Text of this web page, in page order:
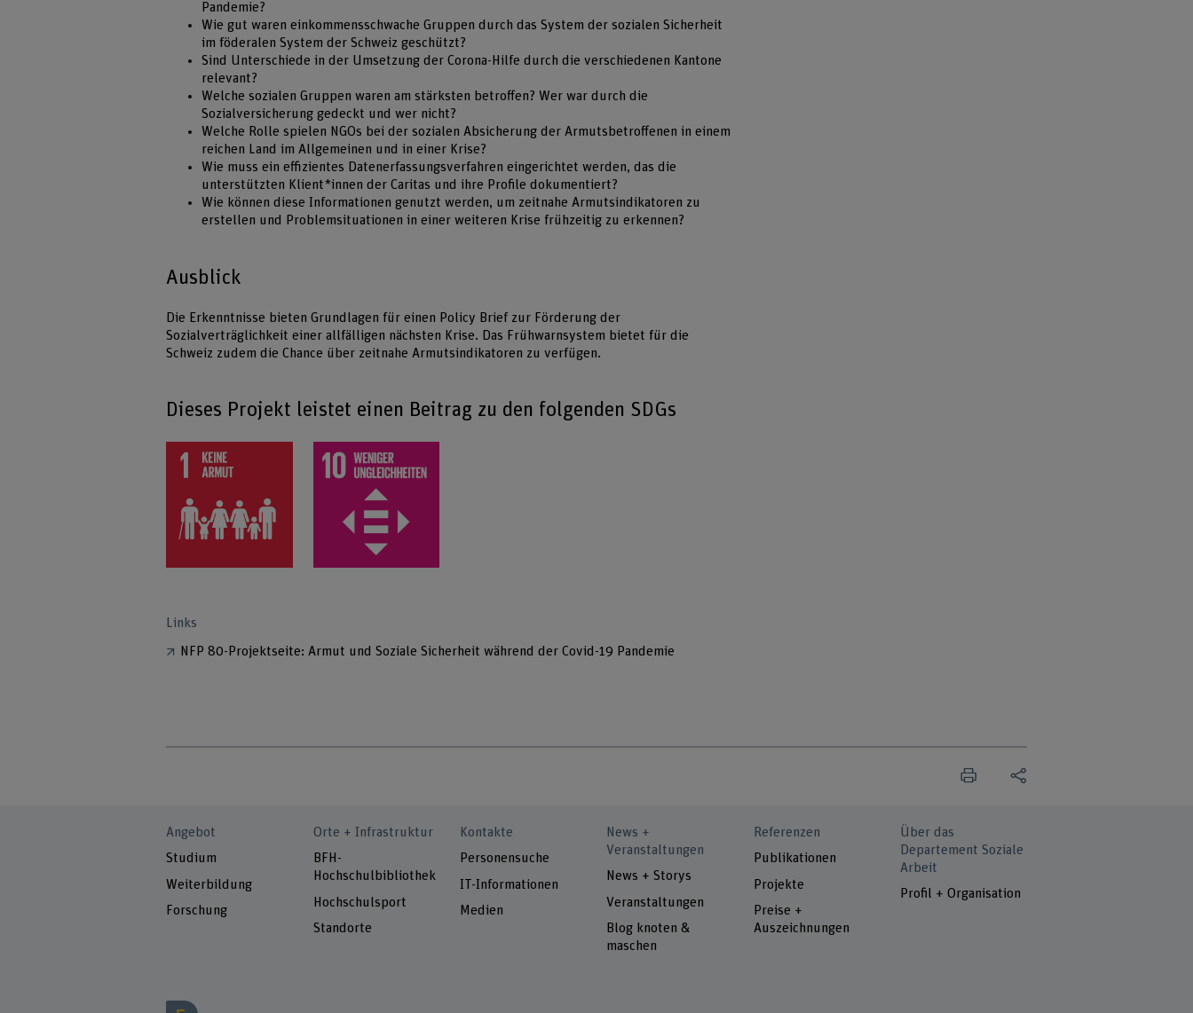
Pandemie?
Wie gut waren einkommensschwache Gruppen durch das System der sozialen Sicherheit
im föderalen System der Schweiz geschützt?
Sind Unterschiede in der Umsetzung der Corona-Hilfe durch die verschiedenen Kantone
relevant?
Welche sozialen Gruppen waren am stärksten betroffen? Wer war durch die
Sozialversicherung gedeckt und wer nicht?
Welche Rolle spielen NGOs bei der sozialen Absicherung der Armutsbetroffenen in einem
reichen Land im Allgemeinen und in einer Krise?
Wie muss ein effizientes Datenerfassungsverfahren eingerichtet werden, das die
unterstützten Klient*innen der Caritas und ihre Profile dokumentiert?
Wie können diese Informationen genutzt werden, um zeitnahe Armutsindikatoren zu
erstellen und Problemsituationen in einer weiteren Krise frühzeitig zu erkennen?
Ausblick
Die Erkenntnisse bieten Grundlagen für einen Policy Brief zur Förderung der
Sozialverträglichkeit einer allfälligen nächsten Krise. Das Frühwarnsystem bietet für die
Schweiz zudem die Chance über zeitnahe Armutsindikatoren zu verfügen.
Dieses Projekt leistet einen Beitrag zu den folgenden SDGs
Links
NFP 80-Projektseite: Armut und Soziale Sicherheit während der Covid-19 Pandemie
Angebot
Studium
Weiterbildung
Forschung
Orte + Infrastruktur
BFH-
Hochschulbibliothek
Hochschulsport
Standorte
Kontakte
Personensuche
IT-Informationen
Medien
News +
Veranstaltungen
News + Storys
Veranstaltungen
Blog knoten &
maschen
Referenzen
Publikationen
Projekte
Preise +
Auszeichnungen
Über das
Departement Soziale
Arbeit
Profil + Organisation